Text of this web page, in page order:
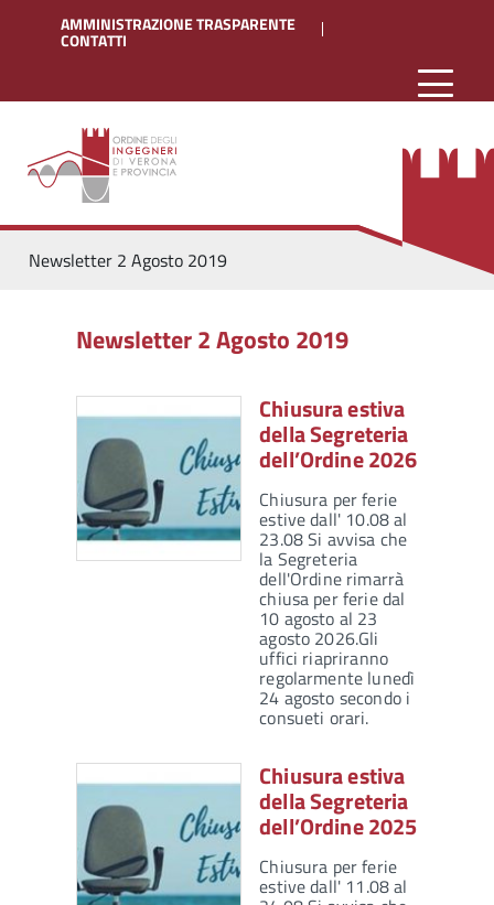
AMMINISTRAZIONE TRASPARENTE
CONTATTI
Newsletter 2 Agosto 2019
Newsletter 2 Agosto 2019
Chiusura estiva
della Segreteria
dell’Ordine 2026
Chiusura per ferie
estive dall' 10.08 al
23.08 Si avvisa che
la Segreteria
dell'Ordine rimarrà
chiusa per ferie dal
10 agosto al 23
agosto 2026.Gli
uffici riapriranno
regolarmente lunedì
24 agosto secondo i
consueti orari.
Chiusura estiva
della Segreteria
dell’Ordine 2025
Chiusura per ferie
estive dall' 11.08 al